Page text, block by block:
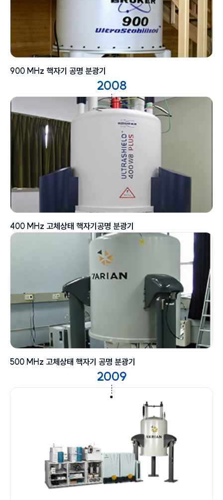
900 MHz 핵자기 공명 분광기
2008
400 MHz 고체상태 핵자기공명 분광기
500 MHz 고체상태 핵자기 공명 분광기
2009